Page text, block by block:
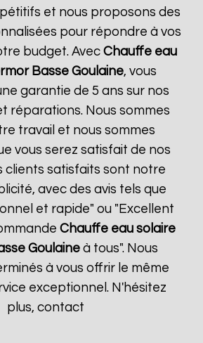
et nous proposons des
pour répondre à vos
budget. AvecChauffe eau
Basse Goulaine, vous
garantie de 5 ans sur nos
réparations. Nous sommes
travail et nous sommes
vous serez satisfait de nos
clients satisfaits sont notre
avec des avis tels que
et rapide" ou "Excellent
Chauffe eau solaire
Goulaine à tous". Nous
à vous offrir le même
exceptionnel. N'hésitez
plus, contact